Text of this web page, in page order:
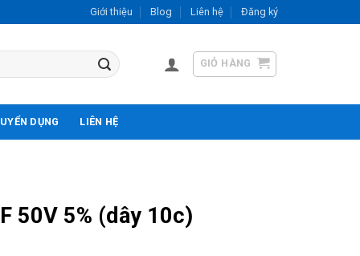
Giới thiệu Blog Liên hệ Đăng ký
GIỎ HÀNG
DỤNG LIÊN HỆ
50V 5% (dây 10c)